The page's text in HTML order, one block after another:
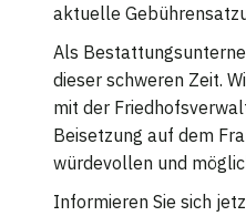
aktuelle
Als
dieser schweren Zeit.
mit der
Beisetzung auf dem
würdevollen und
Informieren Sie sich